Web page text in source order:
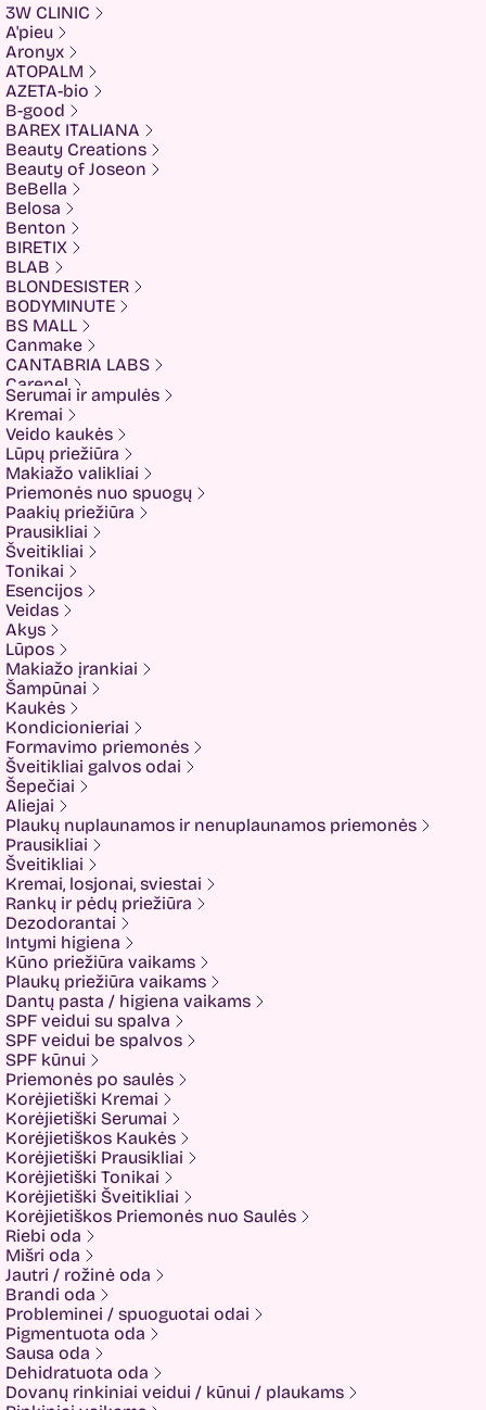
3W CLINIC
A'pieu
Aronyx
ATOPALM
AZETA-bio
B-good
BAREX ITALIANA
Beauty Creations
Beauty of Joseon
BeBella
Belosa
Benton
BIRETIX
BLAB
BLONDESISTER
BODYMINUTE
BS MALL
Canmake
CANTABRIA LABS
Carenel
CHALURE
Cherubs
Cliniccare
COSRX
COTRIL
COVEDERM
Crazy Hair
Dalton
Dear Doer
Ekseption
Elizavecca
ESFOLIO
ETUDE
Eyenlip
FaceFacts
Fariis
Fixderma
Fluff
Formal Bee
Fusion
Glow Hub
HeadShock
Hiskin
Holika holika
Imbue
Imbue.
INOAR
Isntree
IUNIK
K-MOM
Kadus Professional
Keenwell
KLERADERM
KOSE
Kyra
LANEIGE
Look At Me
Luvum
LYL
Mancera
MEDI-PEEL
Medicube
MESOTECH
Minetan
Missha
Mom and Who?
Montale
Mother-K
Muckypups
Nacomi
NEOGEN
NEVERTI
Serumai ir ampulės
Kremai
Veido kaukės
Lūpų priežiūra
Makiažo valikliai
Priemonės nuo spuogų
Paakių priežiūra
Prausikliai
Šveitikliai
Tonikai
Esencijos
Veidas
Akys
Lūpos
Makiažo įrankiai
Šampūnai
Kaukės
Kondicionieriai
Formavimo priemonės
Šveitikliai galvos odai
Šepečiai
Aliejai
Plaukų nuplaunamos ir nenuplaunamos priemonės
Prausikliai
Šveitikliai
Kremai, losjonai, sviestai
Rankų ir pėdų priežiūra
Dezodorantai
Intymi higiena
Kūno priežiūra vaikams
Plaukų priežiūra vaikams
Dantų pasta / higiena vaikams
SPF veidui su spalva
SPF veidui be spalvos
SPF kūnui
Priemonės po saulės
Korėjietiški Kremai
Korėjietiški Serumai
Korėjietiškos Kaukės
Korėjietiški Prausikliai
Korėjietiški Tonikai
Korėjietiški Šveitikliai
Korėjietiškos Priemonės nuo Saulės
Riebi oda
Mišri oda
Jautri / rožinė oda
Brandi oda
Probleminei / spuoguotai odai
Pigmentuota oda
Sausa oda
Dehidratuota oda
Dovanų rinkiniai veidui / kūnui / plaukams